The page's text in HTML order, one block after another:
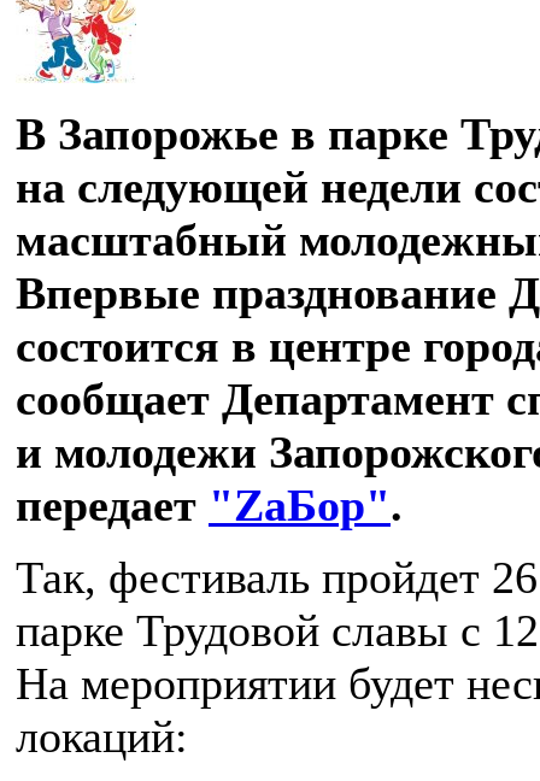
В Запорожье в парке
на следующей недели
масштабный
Впервые празднование
состоится в центре
сообщает Департамент
и молодежи
передает "ZаБор".
Так, фестиваль пройдет
парке Трудовой славы с
На мероприятии будет
локаций: